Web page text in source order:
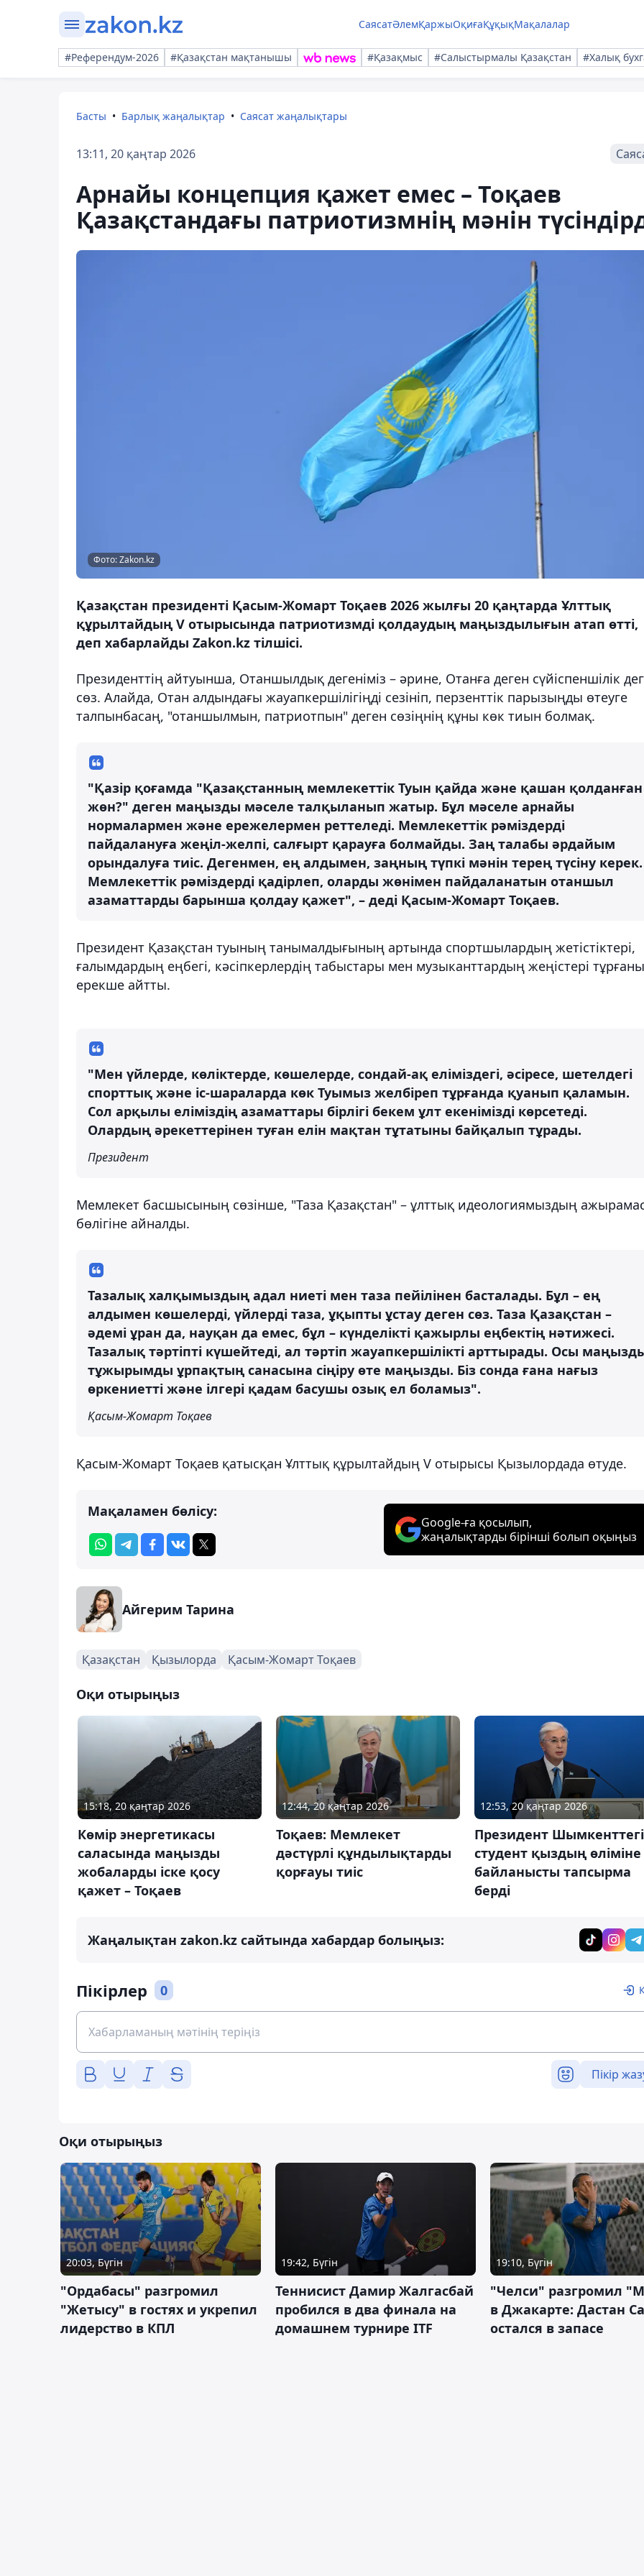
СаясатӘлемҚаржыОқиғаҚұқықМақалалар
#Референдум-2026 #Қазақстан мақтанышы #Қазақмыс #Салыстырмалы Қазақстан #Халық
Басты Барлық жаңалықтар Саясат жаңалықтары
13:11, 20 қаңтар 2026
Арнайы концепция қажет емес – Тоқаев
Қазақстандағы патриотизмнің мәнін
Фото: Zakon.kz
Қазақстан президенті Қасым-Жомарт Тоқаев 2026 жылғы 20 қаңтарда Ұлттық
құрылтайдың V отырысында патриотизмді қолдаудың маңыздылығын атап өтті,
деп хабарлайды Zakon.kz тілшісі.
Президенттің айтуынша, Отаншылдық дегеніміз – әрине, Отанға деген сүйіспеншілік
сөз. Алайда, Отан алдындағы жауапкершілігіңді сезініп, перзенттік парызыңды өтеуге
талпынбасаң, "отаншылмын, патриотпын" деген сөзіңнің құны көк тиын болмақ.
"Қазір қоғамда "Қазақстанның мемлекеттік Туын қайда және қашан қолданған
жөн?" деген маңызды мәселе талқыланып жатыр. Бұл мәселе арнайы
нормалармен және ережелермен реттеледі. Мемлекеттік рәміздерді
пайдалануға жеңіл-желпі, салғырт қарауға болмайды. Заң талабы әрдайым
орындалуға тиіс. Дегенмен, ең алдымен, заңның түпкі мәнін терең түсіну керек.
Мемлекеттік рәміздерді қадірлеп, оларды жөнімен пайдаланатын отаншыл
азаматтарды барынша қолдау қажет", – деді Қасым-Жомарт Тоқаев.
Президент Қазақстан туының танымалдығының артында спортшылардың жетістіктері,
ғалымдардың еңбегі, кәсіпкерлердің табыстары мен музыканттардың жеңістері
ерекше айтты.
"Мен үйлерде, көліктерде, көшелерде, сондай-ақ еліміздегі, әсіресе, шетелдегі
спорттық және іс-шараларда көк Туымыз желбіреп тұрғанда қуанып қаламын.
Сол арқылы еліміздің азаматтары бірлігі бекем ұлт екенімізді көрсетеді.
Олардың әрекеттерінен туған елін мақтан тұтатыны байқалып тұрады.
Президент
Мемлекет басшысының сөзінше, "Таза Қазақстан" – ұлттық идеологиямыздың
бөлігіне айналды.
Тазалық халқымыздың адал ниеті мен таза пейілінен басталады. Бұл – ең
алдымен көшелерді, үйлерді таза, ұқыпты ұстау деген сөз. Таза Қазақстан –
әдемі ұран да, науқан да емес, бұл – күнделікті қажырлы еңбектің нәтижесі.
Тазалық тәртіпті күшейтеді, ал тәртіп жауапкершілікті арттырады. Осы
тұжырымды ұрпақтың санасына сіңіру өте маңызды. Біз сонда ғана нағыз
өркениетті және ілгері қадам басушы озық ел боламыз".
Қасым-Жомарт Тоқаев
Қасым-Жомарт Тоқаев қатысқан Ұлттық құрылтайдың V отырысы Қызылордада өтуде.
Мақаламен бөлісу:
Google-ға қосылып,
жаңалықтарды бірінші болып оқыңыз
Айгерим Тарина
Қазақстан Қызылорда Қасым-Жомарт Тоқаев
Оқи отырыңыз
15:18, 20 қаңтар 2026
Көмір энергетикасы
саласында маңызды
жобаларды іске қосу
қажет – Тоқаев
12:44, 20 қаңтар 2026
Тоқаев: Мемлекет
дәстүрлі құндылықтарды
қорғауы тиіс
12:53, 20 қаңтар 2026
Президент Шымкенттегі
студент қыздың өліміне
байланысты тапсырма
берді
Жаңалықтан zakon.kz сайтында хабардар болыңыз:
Пікірлер 0
Пікір
Оқи отырыңыз
20:03, Бүгін
"Ордабасы" разгромил
"Жетысу" в гостях и укрепил
лидерство в КПЛ
19:42, Бүгін
Теннисист Дамир Жалгасбай
пробился в два финала на
домашнем турнире ITF
19:10, Бүгін
"Челси" разгромил
в Джакарте: Дастан
остался в запасе